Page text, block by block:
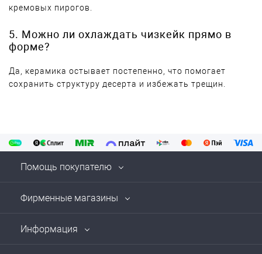
кремовых пирогов.
5. Можно ли охлаждать чизкейк прямо в
форме?
Да, керамика остывает постепенно, что помогает
сохранить структуру десерта и избежать трещин.
Помощь покупателю
Фирменные магазины
Информация